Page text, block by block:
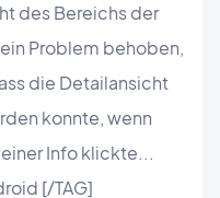
des Bereichs der
Problem behoben,
die Detailansicht
konnte, wenn
Info klickte...
[/TAG]